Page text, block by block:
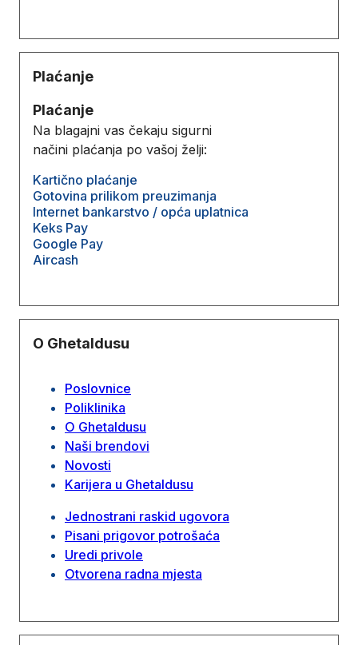
Plaćanje
Plaćanje
Na blagajni vas čekaju sigurni
načini plaćanja po vašoj želji:
Kartično plaćanje
Gotovina prilikom preuzimanja
Internet bankarstvo / opća uplatnica
Keks Pay
Google Pay
Aircash
O Ghetaldusu
Poslovnice
Poliklinika
O Ghetaldusu
Naši brendovi
Novosti
Karijera u Ghetaldusu
Jednostrani raskid ugovora
Pisani prigovor potrošaća
Uredi privole
Otvorena radna mjesta